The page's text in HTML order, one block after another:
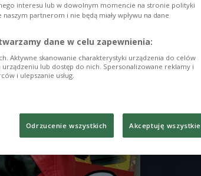
interesu lub w dowolnym momencie na stronie polityki
partnerom i nie będą miały wpływu na dane
dane w celu zapewnienia:
Aktywne skanowanie charakterystyki urządzenia do celów
lub dostęp do nich. Spersonalizowane reklamy i
i ulepszanie usług.
Odrzucenie wszystkich Akceptuję wszystkie